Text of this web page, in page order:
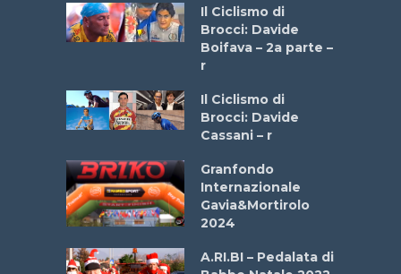
Il Ciclismo di
Brocci: Davide
Boifava – 2a parte –
r
Il Ciclismo di
Brocci: Davide
Cassani – r
Granfondo
Internazionale
Gavia&Mortirolo
2024
A.RI.BI – Pedalata di